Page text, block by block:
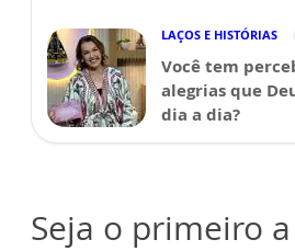
LAÇOS E HISTÓRIAS
Você tem
alegrias que
dia a dia?
Seja o primeiro